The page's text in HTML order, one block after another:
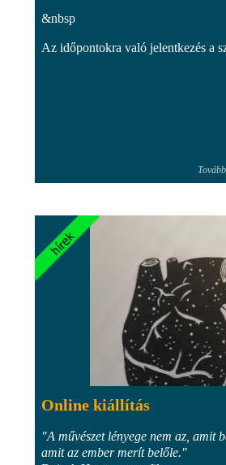
&nbsp
Az időpontokra való jelentkezés a
Online kiállítás
"A művészet lényege nem az, amit
amit az ember merít belőle."